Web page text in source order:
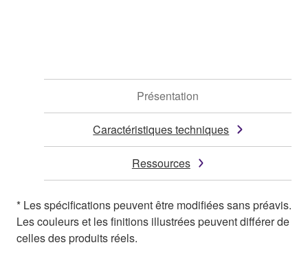
Présentation
Caractéristiques techniques
Ressources
* Les spécifications peuvent être modifiées sans préavis.
Les couleurs et les finitions illustrées peuvent différer de
celles des produits réels.